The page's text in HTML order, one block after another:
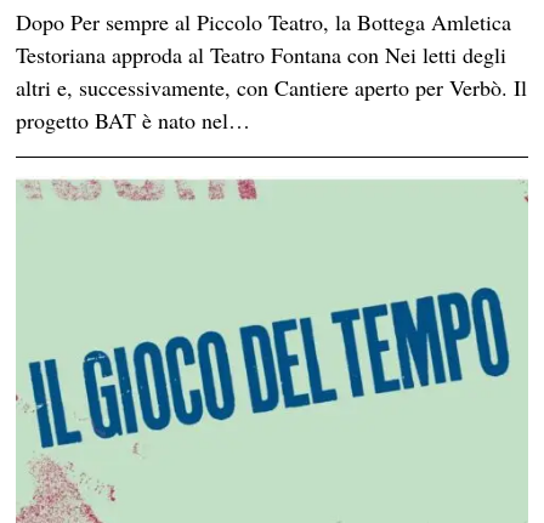
Dopo Per sempre al Piccolo Teatro, la Bottega Amletica
Testoriana approda al Teatro Fontana con Nei letti degli
altri e, successivamente, con Cantiere aperto per Verbò. Il
progetto BAT è nato nel…